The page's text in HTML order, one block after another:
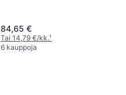
84,65 €
Tai 14,79 €/kk.¹
6 kauppoja